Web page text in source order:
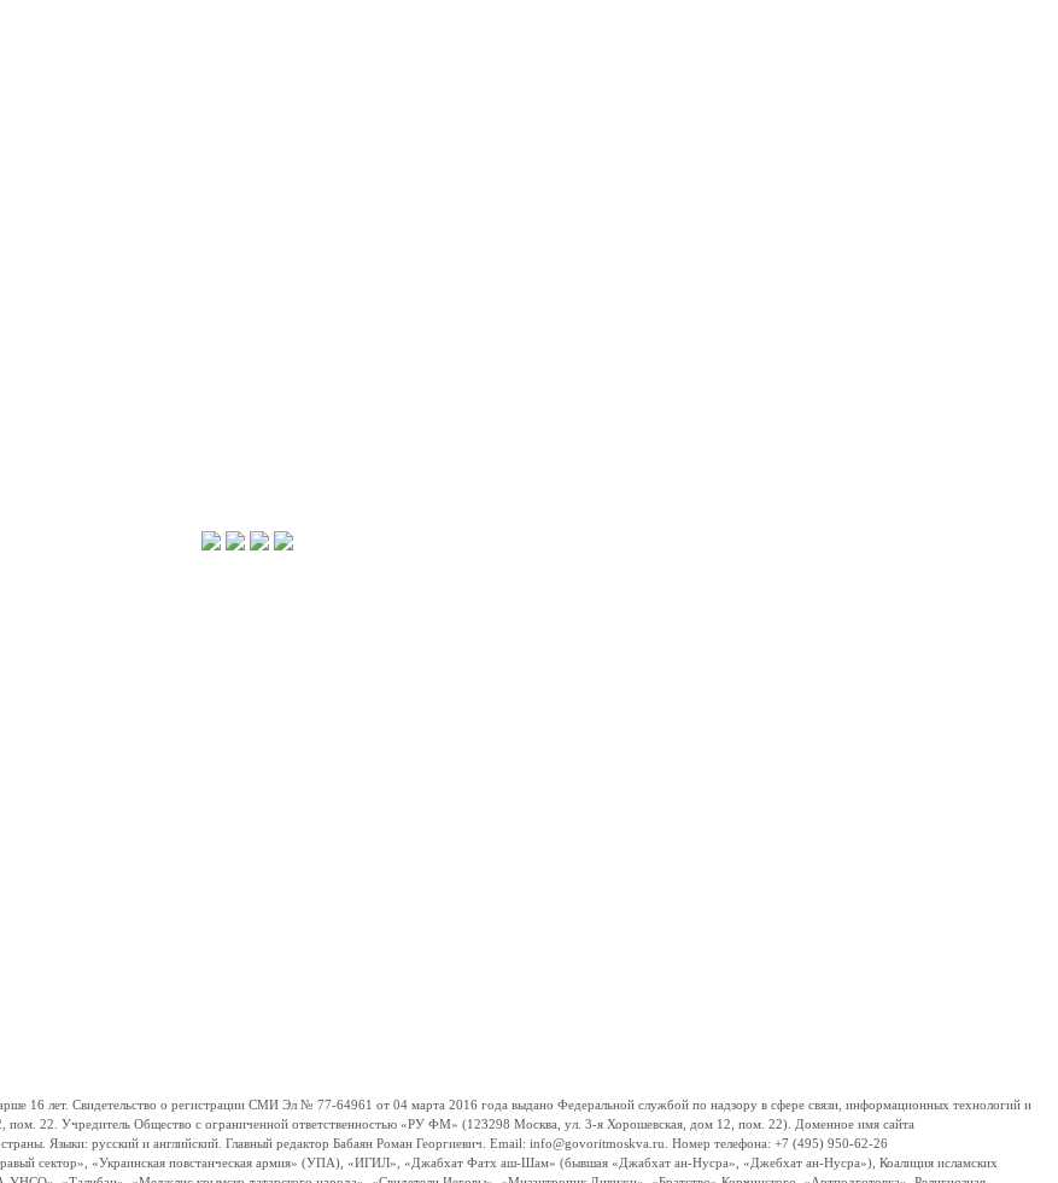
16 лет. Свидетельство о регистрации СМИ Эл № 77-64961 от 04 марта 2016 года выдано Федеральной службой по надзору в сфере связи, информационных технологий и
22. Учредитель Общество с ограниченной ответственностью «РУ ФМ» (123298 Москва, ул. 3-я Хорошевская, дом 12, пом. 22). Доменное имя сайта
Языки: русский и английский. Главный редактор Бабаян Роман Георгиевич. Email: info@govoritmoskva.ru. Номер телефона: +7 (495) 950-62-26
сектор», «Украинская повстанческая армия» (УПА), «ИГИЛ», «Джабхат Фатх аш-Шам» (бывшая «Джабхат ан-Нусра», «Джебхат ан-Нусра»), Коалиция исламских